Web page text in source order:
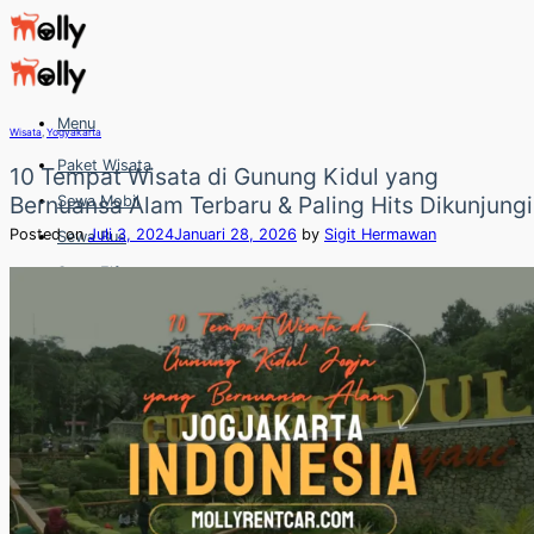
Skip
to
content
Menu
Paket Wisata
Sewa Mobil
Sewa Bus
Sewa Elf
Hubungi
Hubungi
Wisata Yogyakarta
10 Tempat Wisata di Gunung Kidul yang
Bernuansa Alam Terbaru & Paling Hits Dikunjungi
Posted onJuli 3, 2024Januari 28, 2026 by Sigit Hermawan